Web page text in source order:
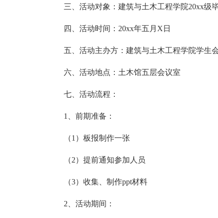
三、活动对象：建筑与土木工程学院20xx级
四、活动时间：20xx年五月X日
五、活动主办方：建筑与土木工程学院学生
六、活动地点：土木馆五层会议室
七、活动流程：
1、前期准备：
（1）板报制作一张
（2）提前通知参加人员
（3）收集、制作ppt材料
2、活动期间：